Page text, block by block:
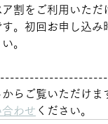
割をご利用いただ
。初回お申し込
。
らご覧いただけま
わせ ください。